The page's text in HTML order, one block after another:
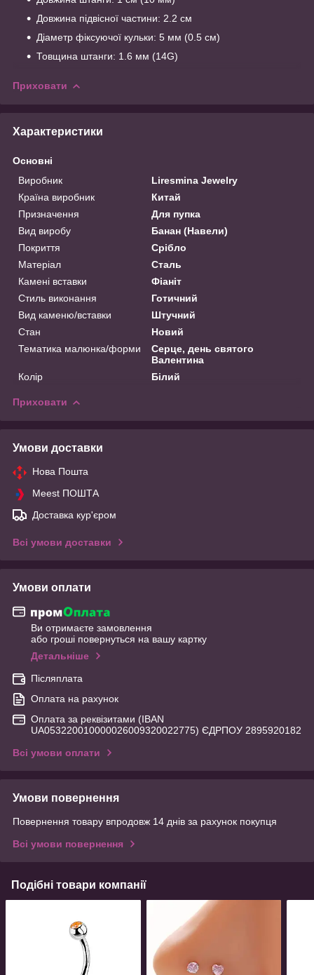
Довжина підвісної частини: 2.2 см
Діаметр фіксуючої кульки: 5 мм (0.5 см)
Товщина штанги: 1.6 мм (14G)
Приховати
Характеристики
Основні
Виробник
Liresmina Jewelry
Країна виробник
Китай
Призначення
Для пупка
Вид виробу
Банан (Навели)
Покриття
Срібло
Матеріал
Сталь
Камені вставки
Фіаніт
Стиль виконання
Готичний
Вид каменю/вставки
Штучний
Стан
Новий
Тематика малюнка/форми
Серце, день святого
Валентина
Колір
Білий
Приховати
Умови доставки
Нова Пошта
Meest ПОШТА
Доставка кур'єром
Всі умови доставки
Умови оплати
Ви отримаєте замовлення
або гроші повернуться на вашу картку
Детальніше
Післяплата
Оплата на рахунок
Оплата за реквізитами (IBAN
UA053220010000026009320022775) ЄДРПОУ 2895920182
Всі умови оплати
Умови повернення
Повернення товару впродовж 14 днів за рахунок покупця
Всі умови повернення
Подібні товари компанії